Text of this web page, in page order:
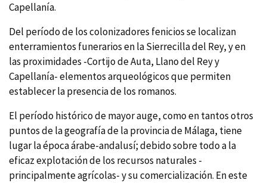
Capellanía.
Del período de los colonizadores fenicios se localizan
enterramientos funerarios en la Sierrecilla del Rey, y en
las proximidades -Cortijo de Auta, Llano del Rey y
Capellanía- elementos arqueológicos que permiten
establecer la presencia de los romanos.
El período histórico de mayor auge, como en tantos otros
puntos de la geografía de la provincia de Málaga, tiene
lugar la época árabe-andalusí; debido sobre todo a la
eficaz explotación de los recursos naturales -
principalmente agrícolas- y su comercialización. En este